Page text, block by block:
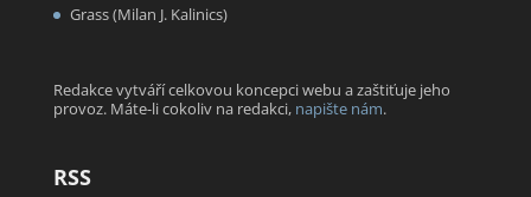
Grass (Milan J. Kalinics)
Redakce vytváří celkovou koncepci webu a zaštiťuje jeho
provoz. Máte-li cokoliv na redakci, napište nám.
RSS